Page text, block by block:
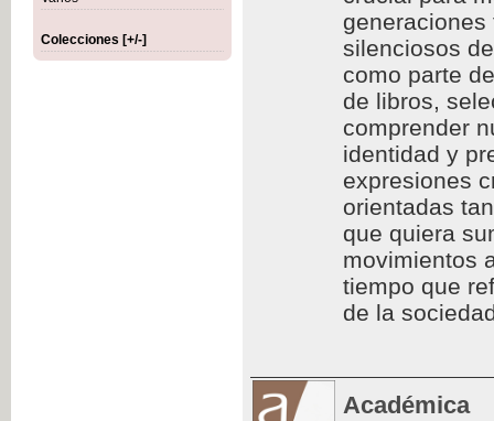
Colecciones [+/-]
silenciosos
como parte
de libros,
comprender
identidad y
expresiones
orientadas
que quiera
movimientos
tiempo que
de la
Académica